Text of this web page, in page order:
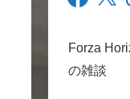
Forza
の雑談